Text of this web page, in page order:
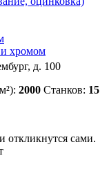
хромом
д. 100
2000 Станков: 15
откликнутся сами.